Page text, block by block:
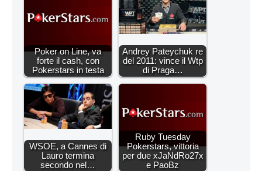
Poker on Line, va
forte il cash, con
Pokerstars in testa
Andrey Pateychuk re
del 2011: vince il Wtp
di Praga…
WSOE, a Cannes di
Lauro termina
secondo nel…
Ruby Tuesday
Pokerstars, vittoria
per due xJaNdRo27x
e PaoBz